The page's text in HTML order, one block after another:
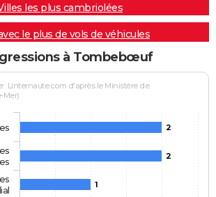
les plus cambriolées
le plus de vols de véhicules
à Tombebœuf
: Linternaute.com d'après le Ministère de
Mer)
2
2
1